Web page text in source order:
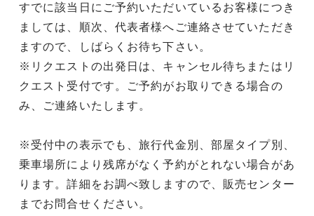
すでに該当日にご予約いただいているお客様につき
ましては、順次、代表者様へご連絡させていただき
ますので、しばらくお待ち下さい。
※リクエストの出発日は、キャンセル待ちまたはリ
クエスト受付です。ご予約がお取りできる場合の
み、ご連絡いたします。
※受付中の表示でも、旅行代金別、部屋タイプ別、
乗車場所により残席がなく予約がとれない場合があ
ります。詳細をお調べ致しますので、販売センター
までお問合せください。